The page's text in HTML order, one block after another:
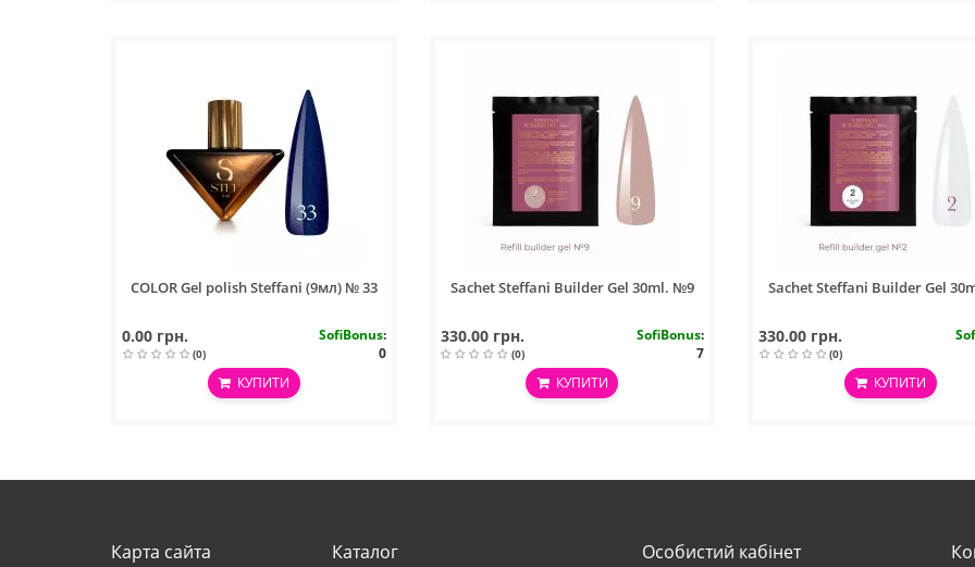
COLOR Gel polish Steffani (9мл) № 33
0.00 грн.
(0)
SofiBonus:
0
КУПИТИ
Sachet Steffani Builder Gel 30ml. №9
330.00 грн.
(0)
SofiBonus:
7
КУПИТИ
Sachet Steffani Builder Gel
330.00 грн.
(0)
КУПИТИ
Карта сайта Каталог Особистий кабінет